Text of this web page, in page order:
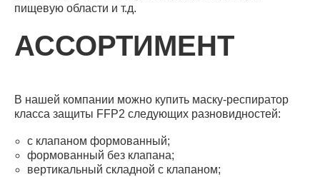
пищевую области и т.д.
АССОРТИМЕНТ
В нашей компании можно купить маску-респиратор
класса защиты FFP2 следующих разновидностей:
с клапаном формованный;
формованный без клапана;
вертикальный складной с клапаном;